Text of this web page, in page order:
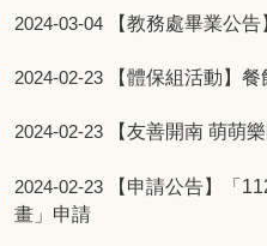
2024-03-04 【教務處畢業公
2024-02-23 【體保組活動】
2024-02-23 【友善開南 萌萌
2024-02-23
【申請公告】「
畫」申請